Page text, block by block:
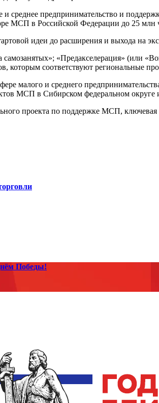
среднее предпринимательство и
МСП в Российской Федерации до 25
идеи до расширения и выхода на
«Предакселерация» (или
которым соответствуют региональные
малого и среднего
МСП в Сибирском федеральном
проекта по поддержке МСП,
Победы!